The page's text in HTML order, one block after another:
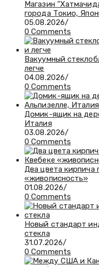
Магазин
города Токио,
05.08.2026/
0 Comments
Вакуумный
легче
04.08.2026/
0 Comments
Домик-ящик на
Италия
03.08.2026/
0 Comments
Два цвета
«живописность»
01.08.2026/
0 Comments
Новый стандарт
стекла
31.07.2026/
0 Comments